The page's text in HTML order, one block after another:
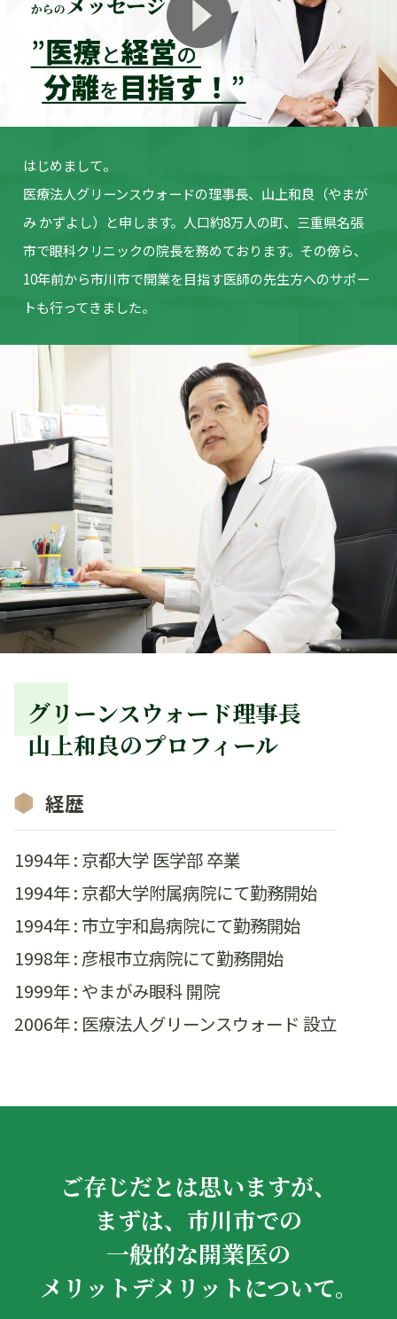
はじめまして。
医療法人グリーンスウォードの理事長、山上和良（やまが
み かずよし） と申します。人口約8万人の町、三重県名張
市で眼科クリニックの院長を務めております。その傍ら、
10年前から市川市で開業を目指す医師の先生方へのサポー
トも行ってきました。
グリーンスウォード理事長
山上和良のプロフィール
経歴
1994年 : 京都大学 医学部 卒業
1994年 : 京都大学附属病院にて勤務開始
1994年 : 市立宇和島病院にて勤務開始
1998年 : 彦根市立病院にて勤務開始
1999年 : やまがみ眼科 開院
2006年 : 医療法人グリーンスウォード 設立
ご存じだとは思いますが、
まずは、市川市での
一般的な開業医の
メリットデメリットについて。